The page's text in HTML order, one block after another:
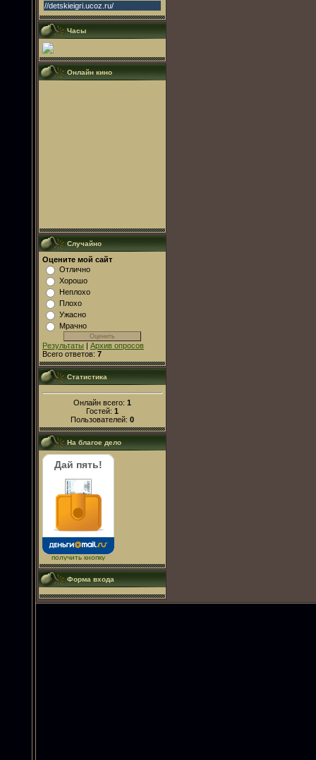
//detskieigri.ucoz.ru/
Часы
Онлайн кино
Случайно
Оцените мой сайт
Отлично
Хорошо
Неплохо
Плохо
Ужасно
Мрачно
Результаты | Архив опросов
Всего ответов: 7
Статистика
Онлайн всего: 1
Гостей: 1
Пользователей: 0
На благое дело
Дай пять!
получить кнопку
Форма входа